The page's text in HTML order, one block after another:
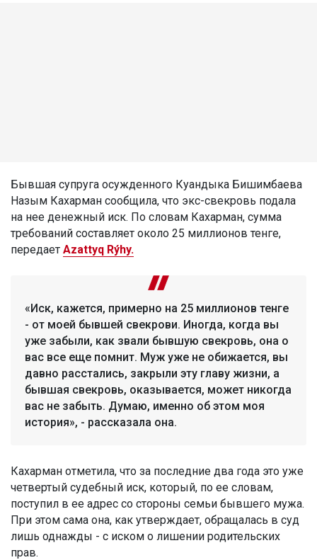
Бывшая супруга осужденного Куандыка Бишимбаева
Назым Кахарман сообщила, что экс-свекровь подала
на нее денежный иск. По словам Кахарман, сумма
требований составляет около 25 миллионов тенге,
передает Azattyq Rýhy.
«Иск, кажется, примерно на 25 миллионов тенге
- от моей бывшей свекрови. Иногда, когда вы
уже забыли, как звали бывшую свекровь, она о
вас все еще помнит. Муж уже не обижается, вы
давно расстались, закрыли эту главу жизни, а
бывшая свекровь, оказывается, может никогда
вас не забыть. Думаю, именно об этом моя
история», - рассказала она.
Кахарман отметила, что за последние два года это уже
четвертый судебный иск, который, по ее словам,
поступил в ее адрес со стороны семьи бывшего мужа.
При этом сама она, как утверждает, обращалась в суд
лишь однажды - с иском о лишении родительских
прав.